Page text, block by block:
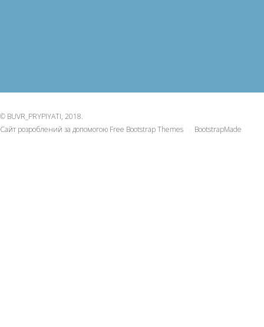
© BUVR_PRYPIYATI, 2018.
Сайт розроблений за допомогою Free Bootstrap Themes
BootstrapMade